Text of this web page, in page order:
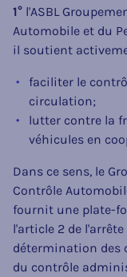
1° l'ASBL
Automobile et du
il soutient
faciliter le
circulation;
lutter contre la
véhicules en
Dans ce sens, le
Contrôle
fournit une plate-
l'article 2 de
détermination des
du contrôle